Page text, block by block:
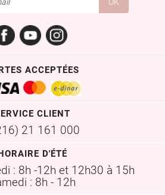
FacebookYouTubeInstagram
ACCEPTÉES
CLIENT
21 161 000
HORAIRE D'ÉTÉ
: 8h -12h et 12h30 à 15h
: 8h - 12h